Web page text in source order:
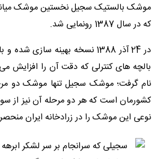
موشک بالستیک سجیل نخستین موشک
که در سال 1387 رونمایی شد.
در 24 آذر 1388 نسخه بهینه
نام گرفت؛ موشک سجیل تنها موشک دو
کشورمان است که هر دو مرحله آن نیز از
نوعی این موشک را در زرادخانه ایران